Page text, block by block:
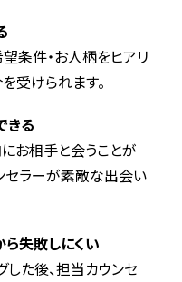
条件・お人柄をヒアリ
受けられます。
きる
お相手と会うことが
セラーが素敵な出会い
ら失敗しにくい
た後、担当カウンセ